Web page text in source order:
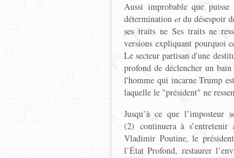
Aussi improbable que
déterminationet du désespoir
ses traits ne Ses traits ne
versions expliquant pourquoi
Le secteur partisan d'une
profond de déclencher un
l'homme qui incarne Trump
laquelle le "président" ne
Jusqu’à ce que
(2) continuera à
Vladimir Poutine, le
l’État Profond, restaurer